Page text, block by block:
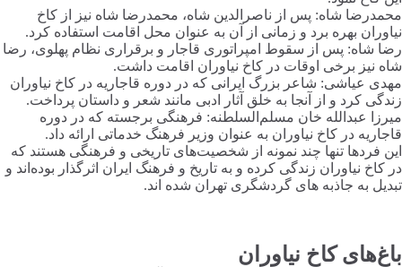
محمدرضا شاه: پس از ناصرالدین شاه، محمدرضا شاه نیز از کاخ
نیاوران بهره برد و زمانی از آن به عنوان محل اقامت استفاده کرد.
رضا شاه: پس از سقوط امپراتوری قاجار و برقراری نظام پهلوی، رضا
شاه نیز برخی اوقات در کاخ نیاوران اقامت داشت.
مهدی عیاشی: شاعر بزرگ ایرانی که در دوره قاجاریه در کاخ نیاوران
زندگی کرد و از آنجا به خلق آثار ادبی مانند شعر و داستان پرداخت.
میرزا عبدالله خان مسلم‌السلطنه: فرهنگی برجسته که در دوره
قاجاریه در کاخ نیاوران به عنوان وزیر فرهنگ خدماتی ارائه داد.
این فرد‌ها تنها چند نمونه از شخصیت‌های تاریخی و فرهنگی هستند که
در کاخ نیاوران زندگی کرده و به تاریخ و فرهنگ ایران اثرگذار بوده‌اند و
تبدیل به جاذبه های گردشگری تهران شده اند.
باغ‌های کاخ نیاوران